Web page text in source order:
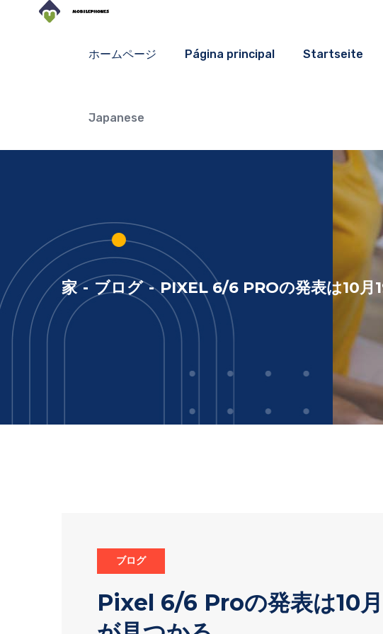
ホームページ Página principal Startseite
Japanese
家 - ブログ - PIXEL 6/6 PROの発表は10月
ブログ
Pixel 6/6 Proの発表は10